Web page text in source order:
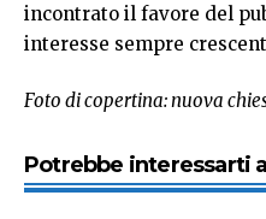
incontrato il favore del
interesse sempre
Foto di copertina: nuova
Potrebbe interessarti